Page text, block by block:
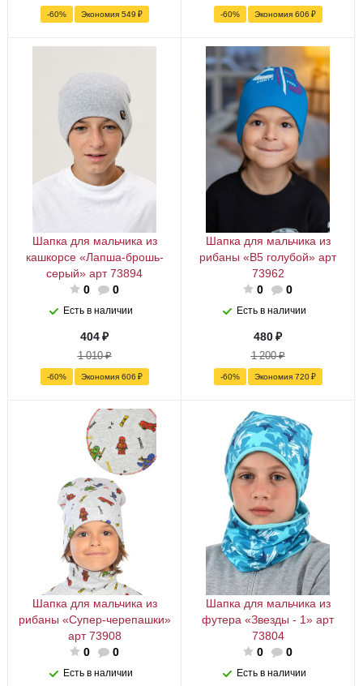
-60% Экономия 549 ₽ -60% Экономия 606 ₽
Шапка для мальчика из
кашкорсе «Лапша-брошь-
серый» арт 73894
0
0
Есть в наличии
404₽
1 010₽
-60% Экономия 606 ₽
Шапка для мальчика из
рибаны «В5 голубой» арт
73962
0
0
Есть в наличии
480₽
1 200₽
-60% Экономия 720₽
Шапка для мальчика из
рибаны «Супер-черепашки»
арт 73908
0
0
Есть в наличии
Шапка для мальчика из
футера «Звезды - 1» арт
73804
0
0
Есть в наличии